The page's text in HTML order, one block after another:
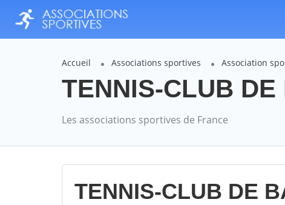
Accueil Associations sportives Association
TENNIS-CLUB
Les associations sportives de France
TENNIS-CLUB DE